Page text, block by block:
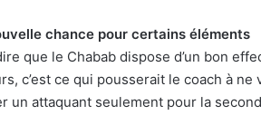
chance pour certains éléments
que le Chabab dispose d’un bon
c’est ce qui pousserait le coach à
un attaquant seulement pour la